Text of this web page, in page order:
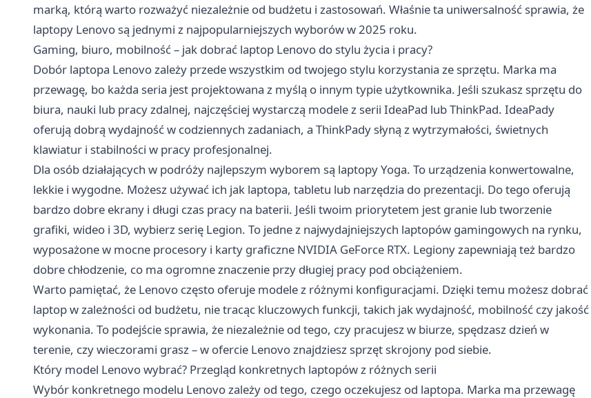
marką, którą warto rozważyć niezależnie od budżetu i zastosowań. Właśnie ta uniwersalność sprawia, że
laptopy Lenovo są jednymi z najpopularniejszych wyborów w 2025 roku.
Gaming, biuro, mobilność – jak dobrać laptop Lenovo do stylu życia i pracy?
Dobór laptopa Lenovo zależy przede wszystkim od twojego stylu korzystania ze sprzętu. Marka ma
przewagę, bo każda seria jest projektowana z myślą o innym typie użytkownika. Jeśli szukasz sprzętu do
biura, nauki lub pracy zdalnej, najczęściej wystarczą modele z serii IdeaPad lub ThinkPad. IdeaPady
oferują dobrą wydajność w codziennych zadaniach, a ThinkPady słyną z wytrzymałości, świetnych
klawiatur i stabilności w pracy profesjonalnej.
Dla osób działających w podróży najlepszym wyborem są laptopy Yoga. To urządzenia konwertowalne,
lekkie i wygodne. Możesz używać ich jak laptopa, tabletu lub narzędzia do prezentacji. Do tego oferują
bardzo dobre ekrany i długi czas pracy na baterii. Jeśli twoim priorytetem jest granie lub tworzenie
grafiki, wideo i 3D, wybierz serię Legion. To jedne z najwydajniejszych laptopów gamingowych na rynku,
wyposażone w mocne procesory i karty graficzne NVIDIA GeForce RTX. Legiony zapewniają też bardzo
dobre chłodzenie, co ma ogromne znaczenie przy długiej pracy pod obciążeniem.
Warto pamiętać, że Lenovo często oferuje modele z różnymi konfiguracjami. Dzięki temu możesz dobrać
laptop w zależności od budżetu, nie tracąc kluczowych funkcji, takich jak wydajność, mobilność czy jakość
wykonania. To podejście sprawia, że niezależnie od tego, czy pracujesz w biurze, spędzasz dzień w
terenie, czy wieczorami grasz – w ofercie Lenovo znajdziesz sprzęt skrojony pod siebie.
Który model Lenovo wybrać? Przegląd konkretnych laptopów z różnych serii
Wybór konkretnego modelu Lenovo zależy od tego, czego oczekujesz od laptopa. Marka ma przewagę